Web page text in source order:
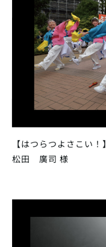
【はつらつよさこい！】
松田 廣司 様